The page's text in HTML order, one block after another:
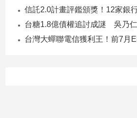
合
作
媒